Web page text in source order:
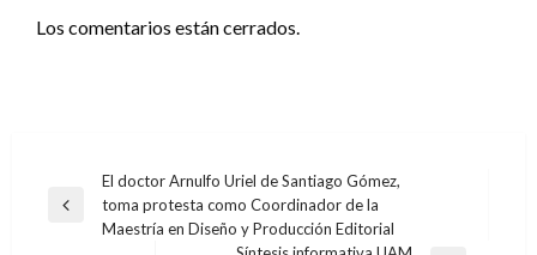
Los comentarios están cerrados.
Navegación
de
Entrada
anterior
El doctor Arnulfo Uriel de Santiago Gómez,
toma protesta como Coordinador de la
Maestría en Diseño y Producción Editorial